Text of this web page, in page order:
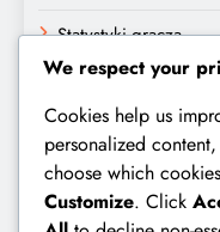
Statystyki gracza
February 2026
January 2026
We respect your
Cookies help us
personalized
choose which
Customize. Click